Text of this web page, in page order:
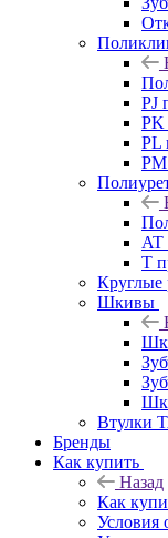
PJ
PK
PL
AT
T
Круглые
Шкивы
Втулки
Бренды
Как купить
Назад
Как
Условия